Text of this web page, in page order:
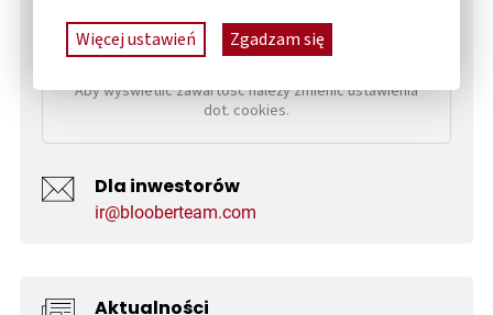
Więcej ustawień Zgadzam się
Zawartość została zablokowana ze względu na brak
Aby wyświetlić zawartość należy zmienić ustawienia
dot. cookies.
Dla inwestorów
ir@blooberteam.com
Aktualności